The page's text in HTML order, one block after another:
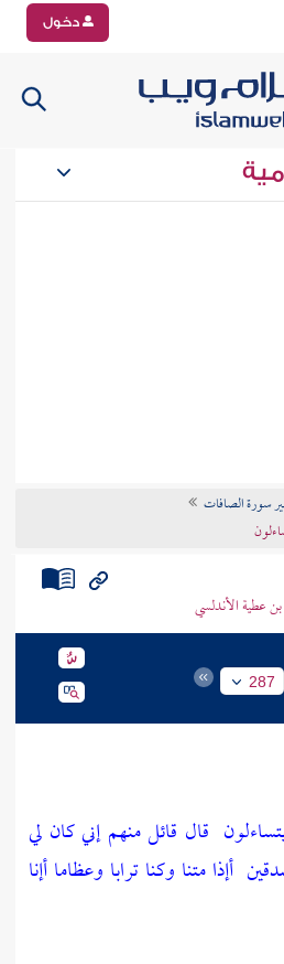
دخول
سورة الصافات
عطية الأندلسي
287
قال قائل منهم إني كان لي
أإذا متنا وكنا ترابا وعظاما أإنا